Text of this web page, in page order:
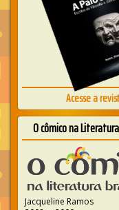
Acesse a
O cômico na
Jacqueline Ramos